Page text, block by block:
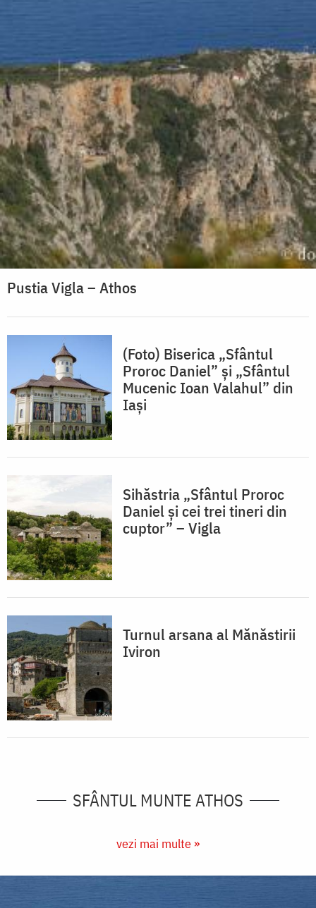
Pustia Vigla – Athos
(Foto) Biserica „Sfântul
Proroc Daniel” și „Sfântul
Mucenic Ioan Valahul” din
Iași
Sihăstria „Sfântul Proroc
Daniel și cei trei tineri din
cuptor” – Vigla
Turnul arsana al Mănăstirii
Iviron
SFÂNTUL MUNTE ATHOS
vezi mai multe »